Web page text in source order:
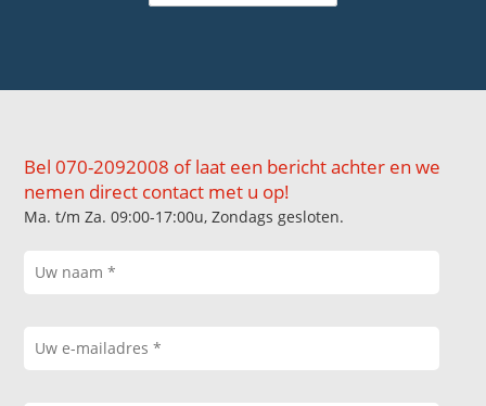
Bel 070-2092008 of laat een bericht achter en we
nemen direct contact met u op!
Ma. t/m Za. 09:00-17:00u, Zondags gesloten.